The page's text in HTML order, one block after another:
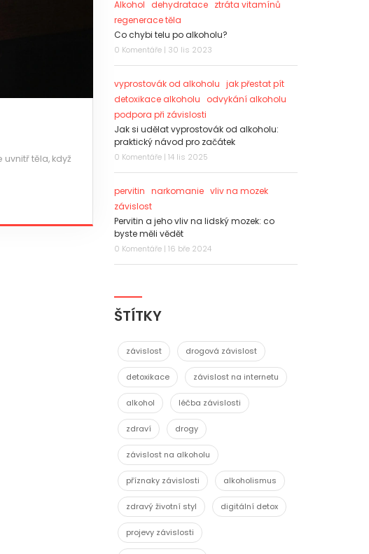
těla, když
Alkohol dehydratace
ztráta vitamínů
regenerace těla
Co chybi telu po alkoholu?
0 Komentáře | 30 lis 2023
vyprostovák od alkoholu jak přestat pít
detoxikace alkoholu
odvykání alkoholu
podpora při závislosti
Jak si udělat vyprostovák od alkoholu:
praktický návod pro začátek
0 Komentáře | 14 lis 2025
pervitin narkomanie vliv na mozek
závislost
Pervitin a jeho vliv na lidský mozek: co
byste měli vědět
0 Komentáře | 16 bře 2024
ŠTÍTKY
závislost drogová závislost
detoxikace závislost na internetu
alkohol léčba závislosti
zdraví drogy
závislost na alkoholu
příznaky závislosti alkoholismus
zdravý životní styl digitální detox
projevy závislosti